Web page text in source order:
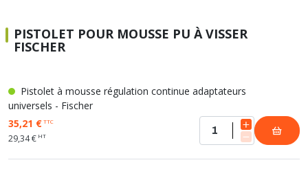
PISTOLET POUR MOUSSE PU À VISSER
FISCHER
Pistolet à mousse régulation continue adaptateurs
universels - Fischer
35,21 €TTC
29,34 € HT